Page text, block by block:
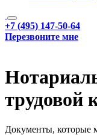
+7 (495) 147-50-64
Перезвоните мне
трудовой
Документы, которые